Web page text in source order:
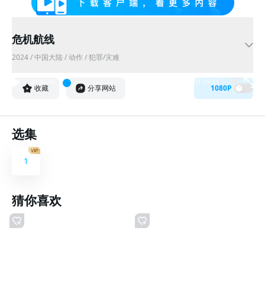
01:59:25
危机航线
2024/中国大陆/动作 / 犯罪/灾难
收藏 分享网站 1080P
选集
1
猜你喜欢